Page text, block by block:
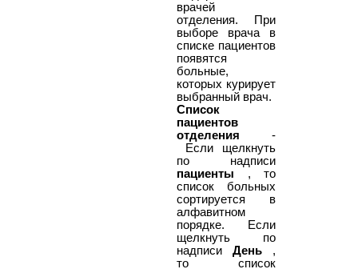
врачей
отделения. При
выборе врача в
списке пациентов
появятся
больные,
которых курирует
выбранный врач.
Список
пациентов
отделения
-
Если щелкнуть
по надписи
пациенты
, то
список больных
сортируется в
алфавитном
порядке. Если
щелкнуть по
надписиДень
,
то список